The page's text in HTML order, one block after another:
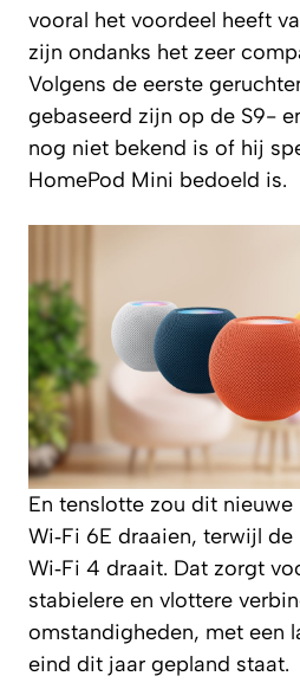
vooral het voordeel heeft
zijn ondanks het zeer
Volgens de eerste
gebaseerd zijn op de S9-
nog niet bekend is of hij
HomePod Mini bedoeld is.
En tenslotte zou dit
Wi‑Fi 6E draaien, terwijl
Wi‑Fi 4 draait. Dat zorgt
stabielere en vlottere
omstandigheden, met een
eind dit jaar gepland staat.